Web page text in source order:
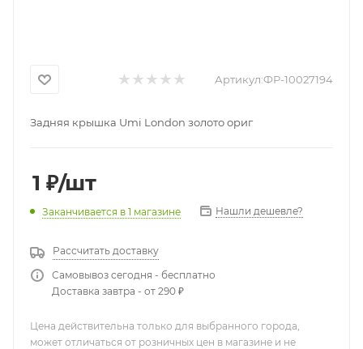
Артикул:ФР-10027194
Задняя крышка Umi London золото ориг
1 ₽/шт
Заканчивается в 1 магазине Нашли дешевле?
Рассчитать доставку
Самовывоз сегодня - бесплатно
Доставка завтра - от 290 ₽
Цена действительна только для выбранного города,
может отличаться от розничных цен в магазине и не